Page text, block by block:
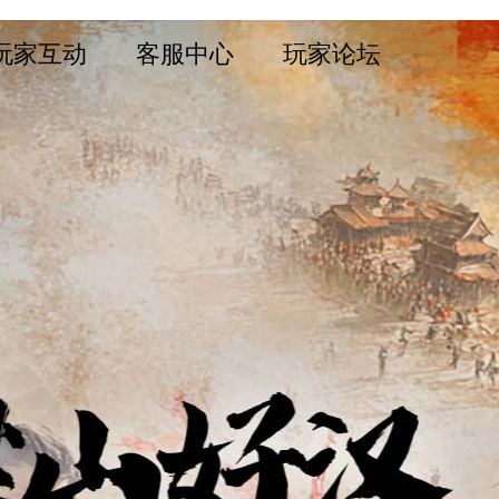
家互动 客服中心 玩家论坛